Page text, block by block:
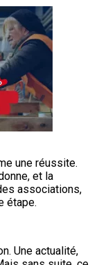
une réussite.
et la
associations,
étape.
Une actualité,